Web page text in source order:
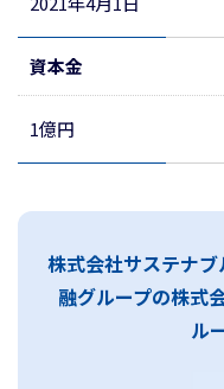
資本金
1億円
株式会社サステナ
融グループの株式
ル